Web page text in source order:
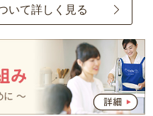
いて詳しく見る